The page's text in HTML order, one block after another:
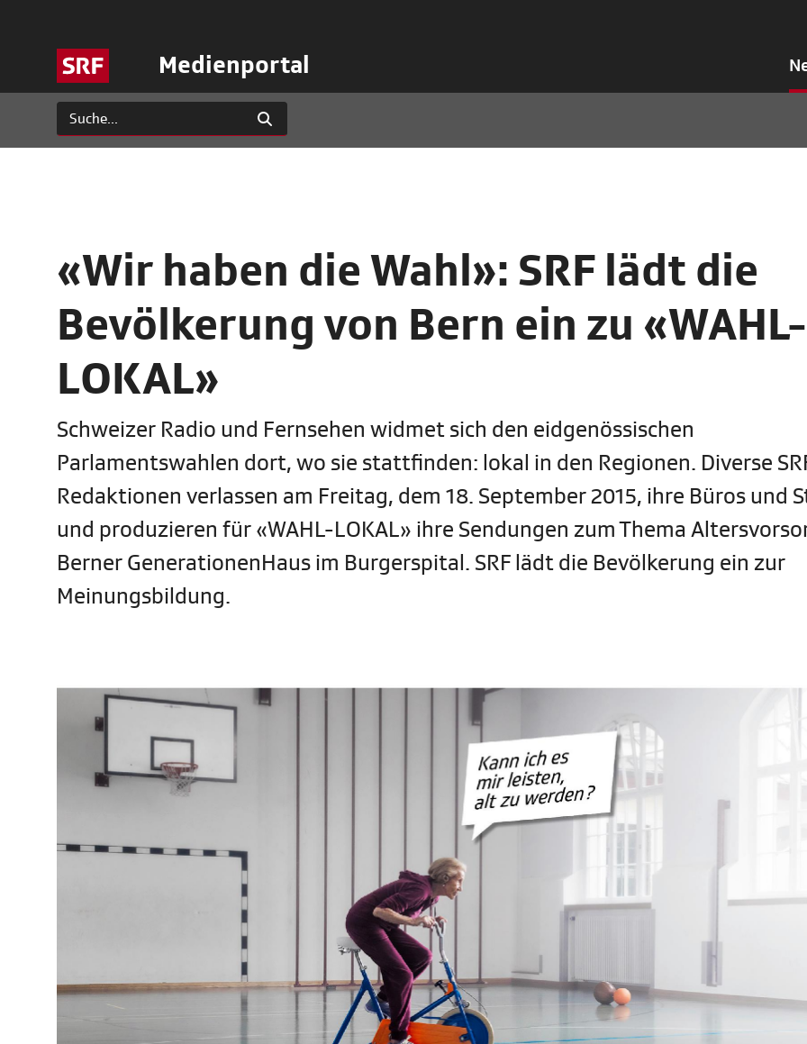
Medienportal
«Wir haben die Wahl»: SRF lädt die
Bevölkerung von Bern ein zu «WAHL-
LOKAL»
Schweizer Radio und Fernsehen widmet sich den eidgenössischen
Parlamentswahlen dort, wo sie stattfinden: lokal in den Regionen. Diverse
Redaktionen verlassen am Freitag, dem 18. September 2015, ihre Büros und
und produzieren für «WAHL-LOKAL» ihre Sendungen zum Thema
Berner GenerationenHaus im Burgerspital. SRF lädt die Bevölkerung ein zur
Meinungsbildung.